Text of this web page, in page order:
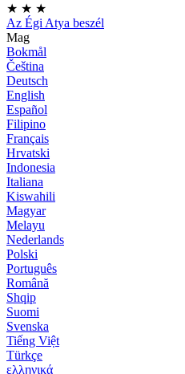
★ ★ ★
Az Égi Atya beszél
Mag
Bokmål
Čeština
Deutsch
English
Español
Filipino
Français
Hrvatski
Indonesia
Italiana
Kiswahili
Magyar
Melayu
Nederlands
Polski
Português
Română
Shqip
Suomi
Svenska
Tiếng Việt
Türkçe
ελληνικά